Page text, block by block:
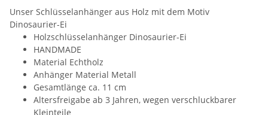
Unser Schlüsselanhänger aus Holz mit dem Motiv
Dinosaurier-Ei
Holzschlüsselanhänger Dinosaurier-Ei
HANDMADE
Material Echtholz
Anhänger Material Metall
Gesamtlänge ca. 11 cm
Altersfreigabe ab 3 Jahren, wegen verschluckbarer
Kleinteile